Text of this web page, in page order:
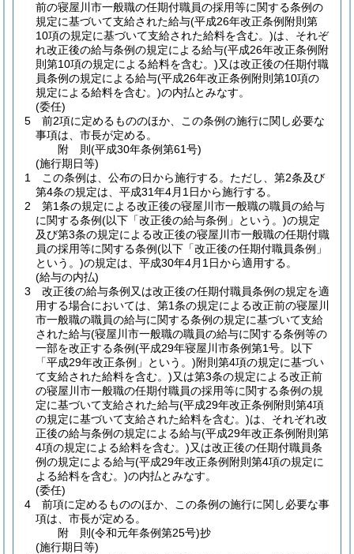
前の寝屋川市一般職の任期付職員の採用等に関する条例の
規定に基づいて支給された給与(平成26年改正条例附則第
10項の規定に基づいて支給された給料を含む。)は、それぞ
れ改正後の給与条例の規定による給与(平成26年改正条例附
則第10項の規定による給料を含む。)又は改正後の任期付職
員条例の規定による給与(平成26年改正条例附則第10項の
規定による給料を含む。)の内払とみなす。
(委任)
5
前2項に定めるもののほか、この条例の施行に関し必要な
事項は、市長が定める。
附 則(平成30年条例第61号)
(施行期日等)
1
この条例は、公布の日から施行する。 ただし、第2条及び
第4条の規定は、平成31年4月1日から施行する。
2
第1条の規定による改正後の寝屋川市一般職の職員の給与
に関する条例(以下「改正後の給与条例」という。)の規定
及び第3条の規定による改正後の寝屋川市一般職の任期付職
員の採用等に関する条例(以下「改正後の任期付職員条例」
という。)の規定は、平成30年4月1日から適用する。
(給与の内払)
3
改正後の給与条例又は改正後の任期付職員条例の規定を適
用する場合においては、第1条の規定による改正前の寝屋川
市一般職の職員の給与に関する条例の規定に基づいて支給
された給与(寝屋川市一般職の職員の給与に関する条例等の
一部を改正する条例(平成29年寝屋川市条例第1号。以下
「平成29年改正条例」という。)附則第4項の規定に基づい
て支給された給料を含む。)又は第3条の規定による改正前
の寝屋川市一般職の任期付職員の採用等に関する条例の規
定に基づいて支給された給与(平成29年改正条例附則第4項
の規定に基づいて支給された給料を含む。)は、それぞれ改
正後の給与条例の規定による給与(平成29年改正条例附則第
4項の規定による給料を含む。)又は改正後の任期付職員条
例の規定による給与(平成29年改正条例附則第4項の規定に
よる給料を含む。)の内払とみなす。
(委任)
4
前項に定めるもののほか、この条例の施行に関し必要な事
項は、市長が定める。
附 則(令和元年条例第25号)抄
(施行期日等)